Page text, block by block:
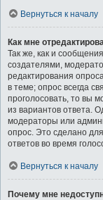
Вернуться к началу
Как мне
Так же, как и
создателями,
редактирования
в теме; опрос всегда
проголосовать, то вы
из вариантов ответа.
модераторы или
опрос. Это сделано
ответов во время
Вернуться к началу
Почему мне